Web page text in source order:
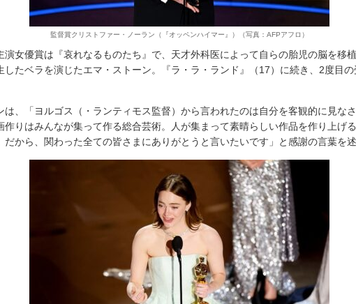
監督賞クリストファー・ノーラン（『オッペンハイマー』）（写真：AFPアフロ）
女優賞は『哀れなるものたち』で、天才外科医によって自らの胎児の脳を移
したベラを演じたエマ・ストーン。『ラ・ラ・ランド』（17）に続き、2度目の
、「ヨルゴス（・ランティモス監督）から言われたのは自分を客観的に見な
作りはみんなが集って作る総合芸術。人が集まって素晴らしい作品を作り上げ
だから、関わった全ての皆さまにありがとうと言いたいです」と感謝の言葉を述